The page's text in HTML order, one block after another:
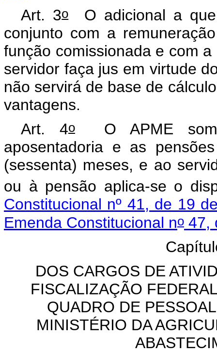
Art. 3oO adicional a
conjunto com a
função comissionada e com
servidor faça jus em virtude
não servirá de base de
vantagens.
Art. 4o O APME
aposentadoria e as
(sessenta) meses, e ao
ou à pensão aplica-se o
Constitucional nº 41, de 19
Emenda Constitucional no 47,
DOS CARGOS DE
FISCALIZAÇÃO
QUADRO DE
MINISTÉRIO DA